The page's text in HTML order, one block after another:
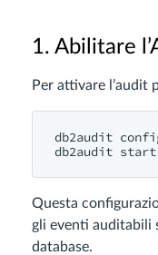
1. Abilitare
Per attivare l’audit
db2audit
Questa
gli eventi auditabili
database.